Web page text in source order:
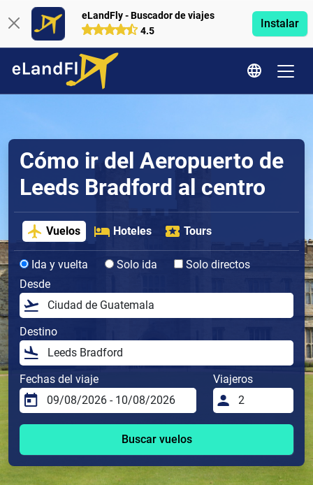
eLandFly - Buscador de viajes
4.5
Instalar
Cómo ir del Aeropuerto de
Leeds Bradford al centro
Vuelos Hoteles Tours
Ida y vuelta Solo ida
Solo directos
Desde
Destino
Fechas del viaje Viajeros
Buscar vuelos